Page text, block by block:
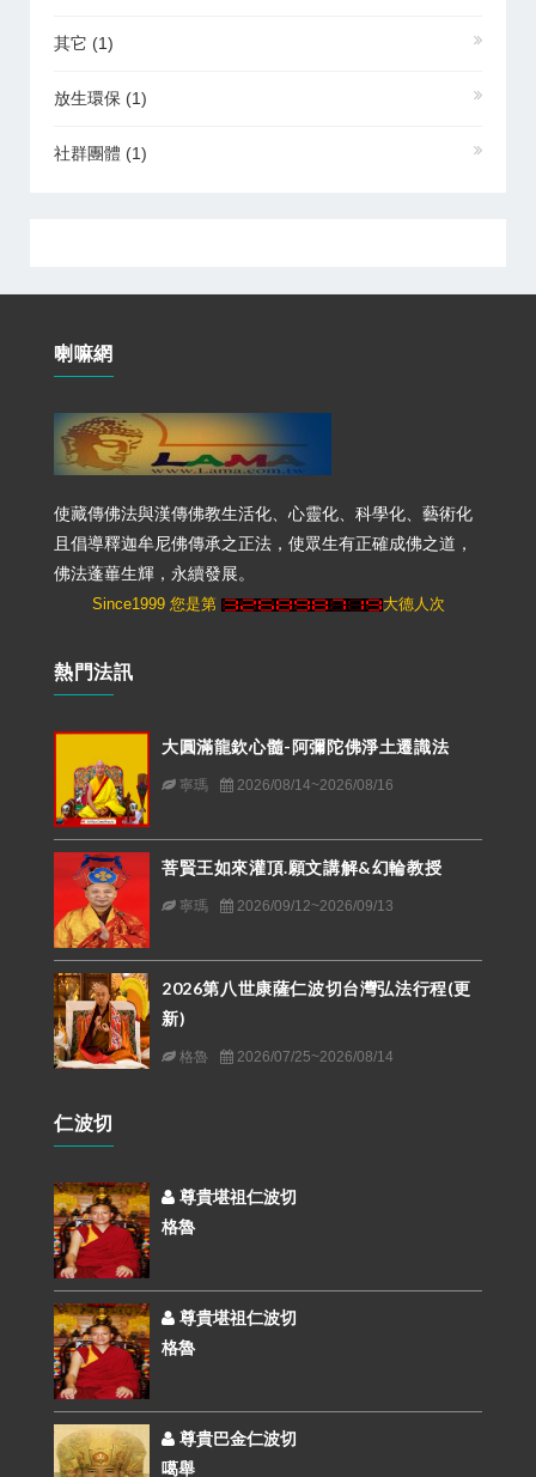
其它 (1)
放生環保 (1)
社群團體 (1)
喇嘛網
使藏傳佛法與漢傳佛教生活化、心靈化、科學化、藝術化
且倡導釋迦牟尼佛傳承之正法，使眾生有正確成佛之道，
佛法蓬蓽生輝，永續發展。
Since1999 您是第 大德人次
熱門法訊
大圓滿龍欽心髓-阿彌陀佛淨土遷識法
寧瑪 2026/08/14~2026/08/16
菩賢王如來灌頂.願文講解&幻輪教授
寧瑪 2026/09/12~2026/09/13
2026第八世康薩仁波切台灣弘法行程(更
新)
格魯 2026/07/25~2026/08/14
仁波切
尊貴堪祖仁波切
格魯
尊貴堪祖仁波切
格魯
尊貴巴金仁波切
噶舉